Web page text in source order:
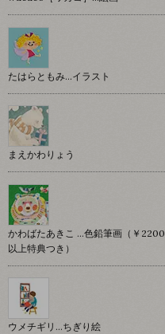
たはらともみ…イラスト
まえかわりょう
かわばたあきこ …色鉛筆画（￥2200
以上特典つき）
ウメチギリ…ちぎり絵